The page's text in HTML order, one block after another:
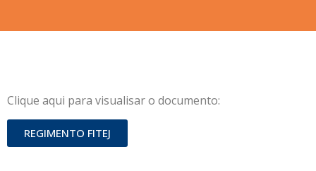
Clique aqui para visualisar o documento:
REGIMENTO FITEJ